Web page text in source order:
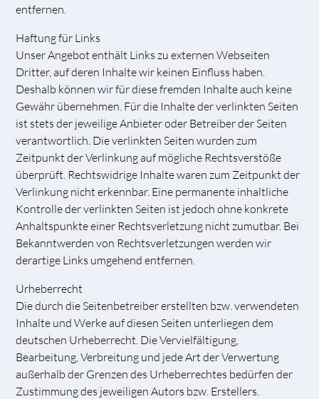
entfernen.
Haftung für Links
Unser Angebot enthält Links zu externen Webseiten
Dritter, auf deren Inhalte wir keinen Einfluss haben.
Deshalb können wir für diese fremden Inhalte auch keine
Gewähr übernehmen. Für die Inhalte der verlinkten Seiten
ist stets der jeweilige Anbieter oder Betreiber der Seiten
verantwortlich. Die verlinkten Seiten wurden zum
Zeitpunkt der Verlinkung auf mögliche Rechtsverstöße
überprüft. Rechtswidrige Inhalte waren zum Zeitpunkt der
Verlinkung nicht erkennbar. Eine permanente inhaltliche
Kontrolle der verlinkten Seiten ist jedoch ohne konkrete
Anhaltspunkte einer Rechtsverletzung nicht zumutbar. Bei
Bekanntwerden von Rechtsverletzungen werden wir
derartige Links umgehend entfernen.
Urheberrecht
Die durch die Seitenbetreiber erstellten bzw. verwendeten
Inhalte und Werke auf diesen Seiten unterliegen dem
deutschen Urheberrecht. Die Vervielfältigung,
Bearbeitung, Verbreitung und jede Art der Verwertung
außerhalb der Grenzen des Urheberrechtes bedürfen der
Zustimmung des jeweiligen Autors bzw. Erstellers.